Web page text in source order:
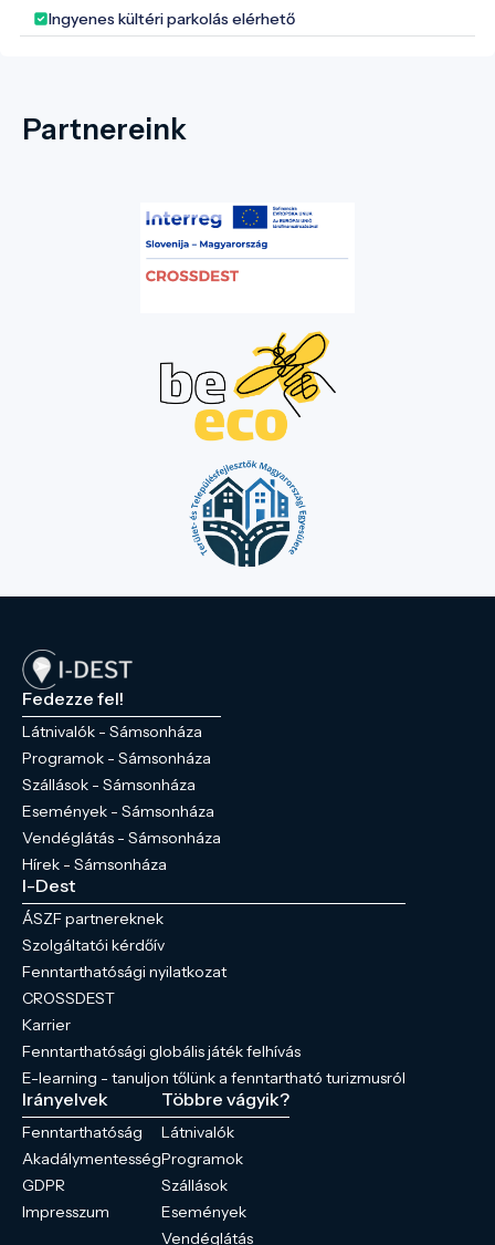
Ingyenes kültéri parkolás elérhető
Partnereink
Fedezze fel!
Látnivalók - Sámsonháza
Programok - Sámsonháza
Szállások - Sámsonháza
Események - Sámsonháza
Vendéglátás - Sámsonháza
Hírek - Sámsonháza
I-Dest
ÁSZF partnereknek
Szolgáltatói kérdőív
Fenntarthatósági nyilatkozat
CROSSDEST
Karrier
Fenntarthatósági globális játék felhívás
E-learning - tanuljon tőlünk a fenntartható turizmusról
Irányelvek
Fenntarthatóság
Akadálymentesség
GDPR
Impresszum
Többre vágyik?
Látnivalók
Programok
Szállások
Események
Vendéglátás